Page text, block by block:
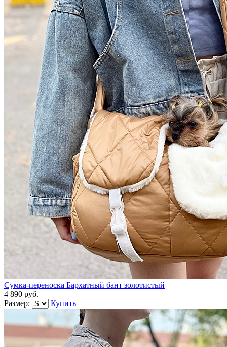
Сумка-переноска Бархатный бант золотистый
4 890 руб.
Размер:
Купить